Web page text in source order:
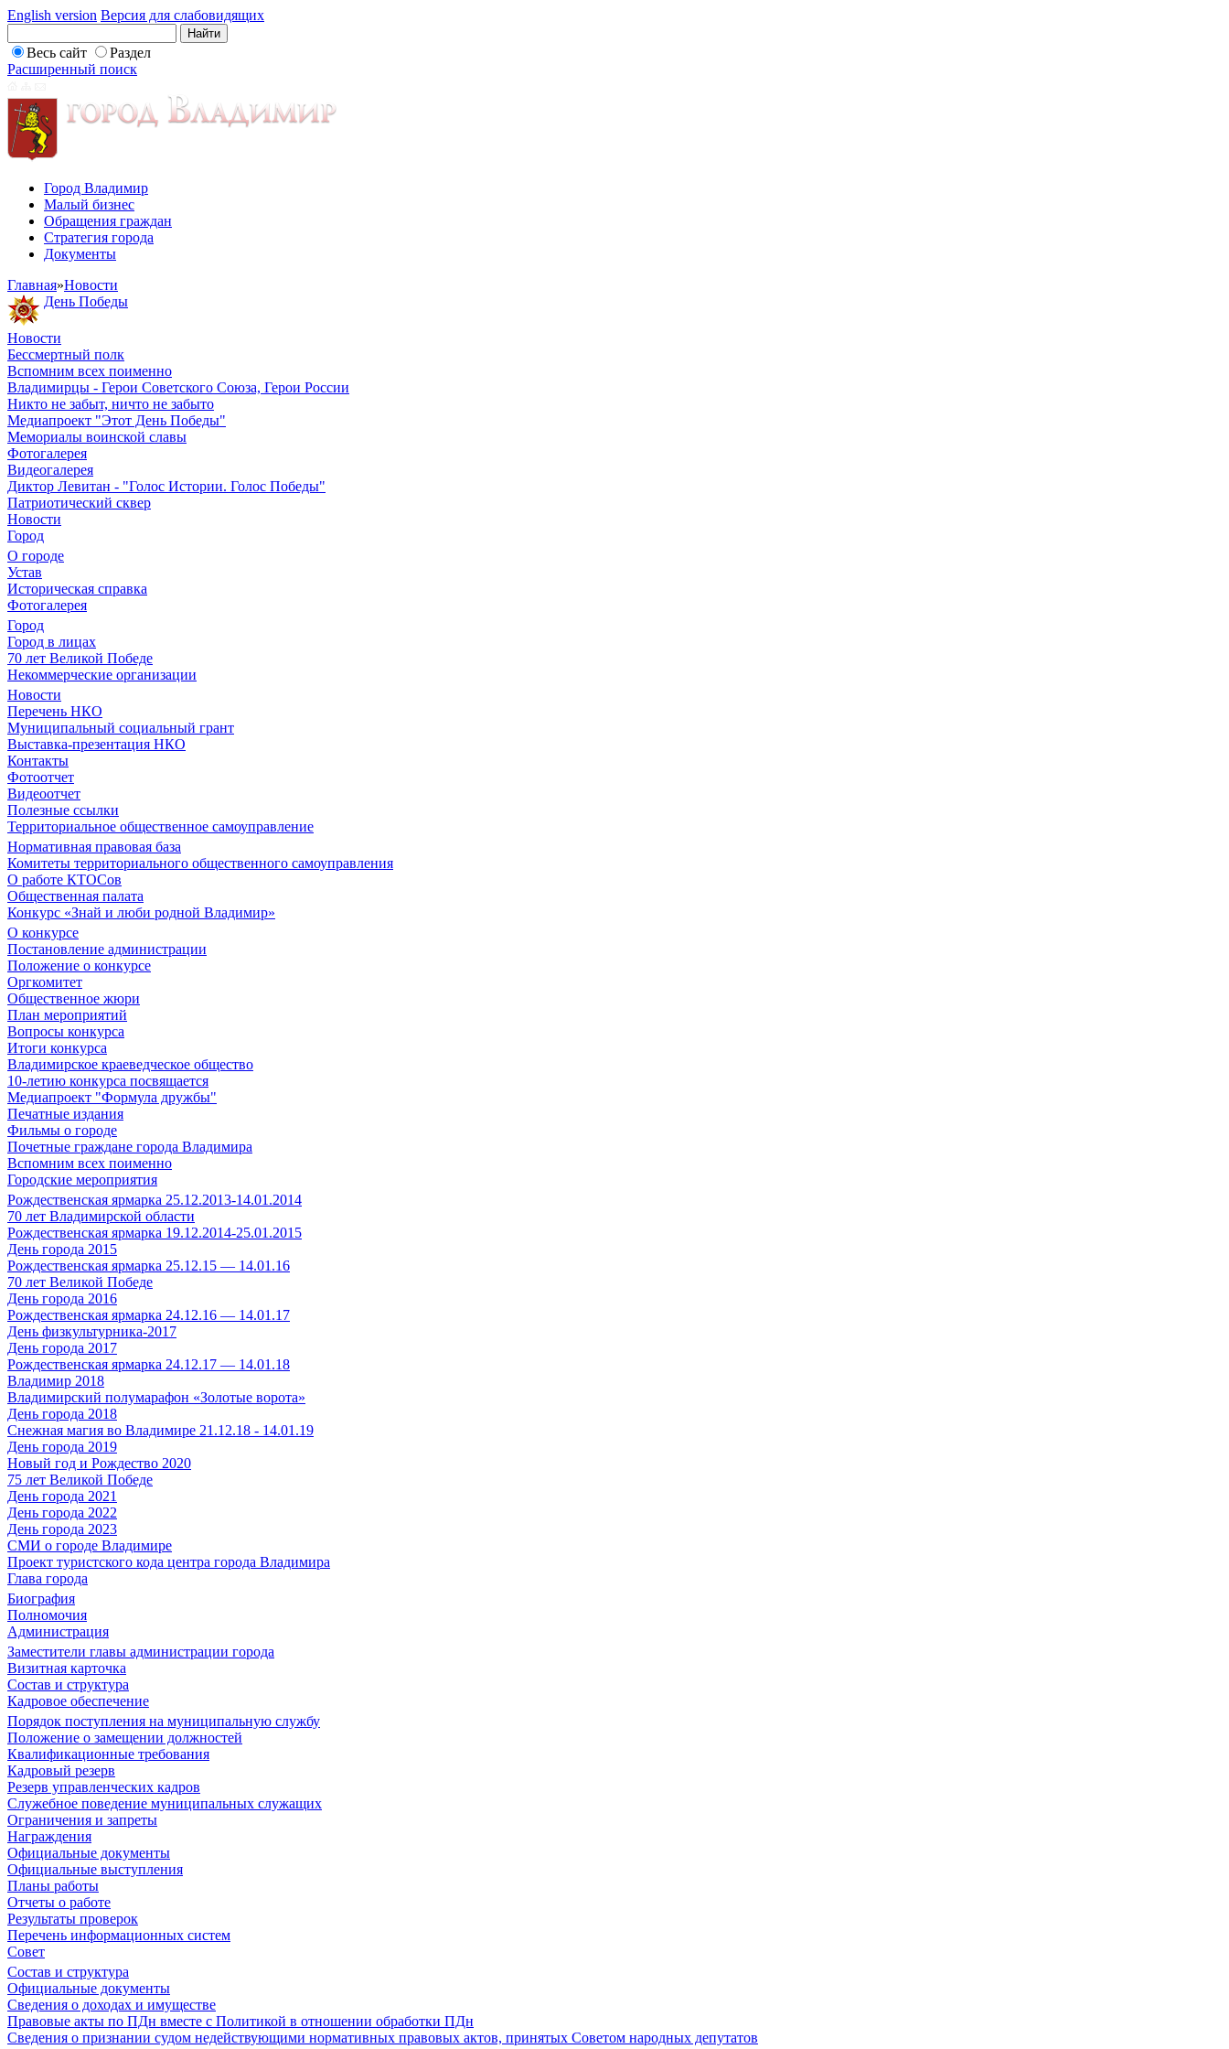
English version Версия для слабовидящих
Весь сайт
Раздел
Расширенный поиск
Город Владимир
Малый бизнес
Обращения граждан
Стратегия города
Документы
Главная»Новости
День Победы
Новости
Бессмертный полк
Вспомним всех поименно
Владимирцы - Герои Советского Союза, Герои России
Никто не забыт, ничто не забыто
Медиапроект "Этот День Победы"
Мемориалы воинской славы
Фотогалерея
Видеогалерея
Диктор Левитан - "Голос Истории. Голос Победы"
Патриотический сквер
Новости
Город
О городе
Устав
Историческая справка
Фотогалерея
Город
Город в лицах
70 лет Великой Победе
Некоммерческие организации
Новости
Перечень НКО
Муниципальный социальный грант
Выставка-презентация НКО
Контакты
Фотоотчет
Видеоотчет
Полезные ссылки
Территориальное общественное самоуправление
Нормативная правовая база
Комитеты территориального общественного самоуправления
О работе КТОСов
Общественная палата
Конкурс «Знай и люби родной Владимир»
О конкурсе
Постановление администрации
Положение о конкурсе
Оргкомитет
Общественное жюри
План мероприятий
Вопросы конкурса
Итоги конкурса
Владимирское краеведческое общество
10-летию конкурса посвящается
Медиапроект "Формула дружбы"
Печатные издания
Фильмы о городе
Почетные граждане города Владимира
Вспомним всех поименно
Городские мероприятия
Рождественская ярмарка 25.12.2013-14.01.2014
70 лет Владимирской области
Рождественская ярмарка 19.12.2014-25.01.2015
День города 2015
Рождественская ярмарка 25.12.15 — 14.01.16
70 лет Великой Победе
День города 2016
Рождественская ярмарка 24.12.16 — 14.01.17
День физкультурника-2017
День города 2017
Рождественская ярмарка 24.12.17 — 14.01.18
Владимир 2018
Владимирский полумарафон «Золотые ворота»
День города 2018
Снежная магия во Владимире 21.12.18 - 14.01.19
День города 2019
Новый год и Рождество 2020
75 лет Великой Победе
День города 2021
День города 2022
День города 2023
СМИ о городе Владимире
Проект туристского кода центра города Владимира
Глава города
Биография
Полномочия
Администрация
Заместители главы администрации города
Визитная карточка
Состав и структура
Кадровое обеспечение
Порядок поступления на муниципальную службу
Положение о замещении должностей
Квалификационные требования
Кадровый резерв
Резерв управленческих кадров
Служебное поведение муниципальных служащих
Ограничения и запреты
Награждения
Официальные документы
Официальные выступления
Планы работы
Отчеты о работе
Результаты проверок
Перечень информационных систем
Совет
Состав и структура
Официальные документы
Сведения о доходах и имуществе
Правовые акты по ПДн вместе с Политикой в отношении обработки ПДн
Сведения о признании судом недействующими нормативных правовых актов, принятых Советом народных депутатов